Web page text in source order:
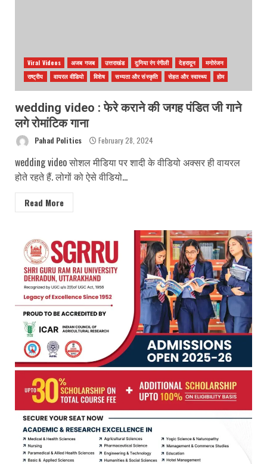
Viral Videos अजब गजब उत्तराखंड दुनिया रंग रंगीली देहरादून
मनोरंजन
राष्ट्रीय
वायरल वीडियो विशेष सभ्यता और संस्कृति सेहत और स्वास्थ्य होम
wedding video : फेरे कराने की जगह पंडित जी गाने
लगे रोमांटिक गाना
Pahad Politics February 28, 2024
wedding video सोशल मीडिया पर शादी के वीडियो अक्सर ही वायरल
होते रहते हैं. लोगों को ऐसे वीडियो...
Read More